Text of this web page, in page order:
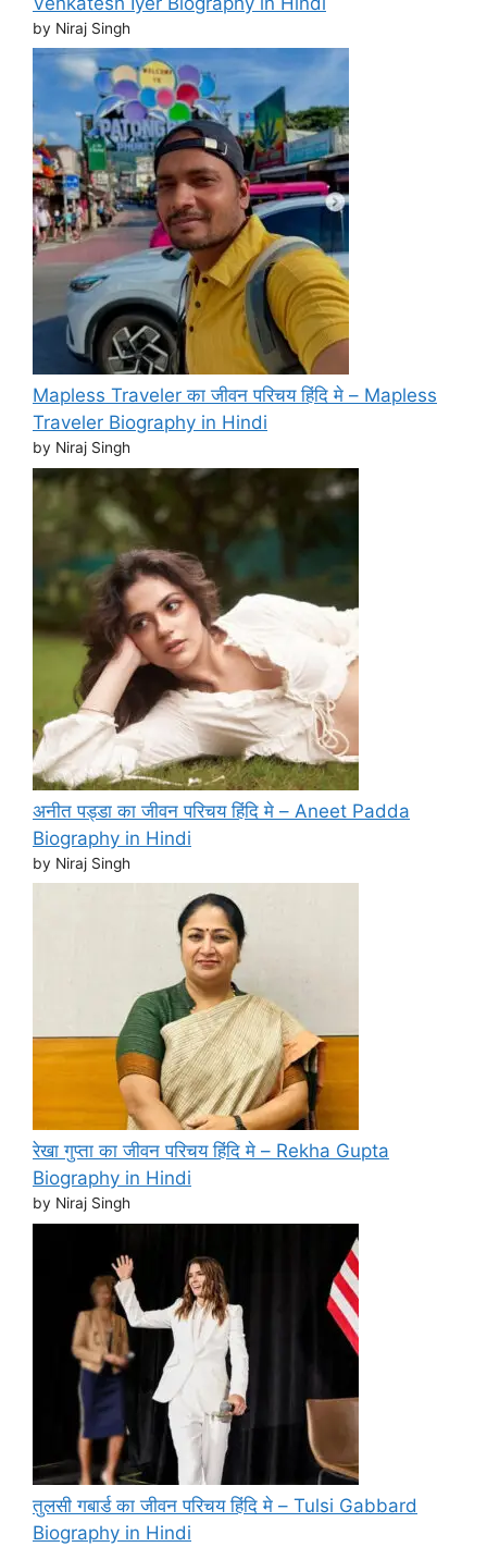
by Niraj Singh
Mapless Traveler का जीवन परिचय हिंदि मे – Mapless
Traveler Biography in Hindi
by Niraj Singh
अनीत पड्डा का जीवन परिचय हिंदि मे – Aneet Padda
Biography in Hindi
by Niraj Singh
रेखा गुप्ता का जीवन परिचय हिंदि मे – Rekha Gupta
Biography in Hindi
by Niraj Singh
तुलसी गबार्ड का जीवन परिचय हिंदि मे – Tulsi Gabbard
Biography in Hindi